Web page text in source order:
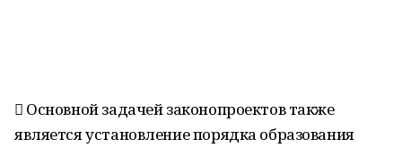
 Основной задачей законопроектов также
является установление порядка образования